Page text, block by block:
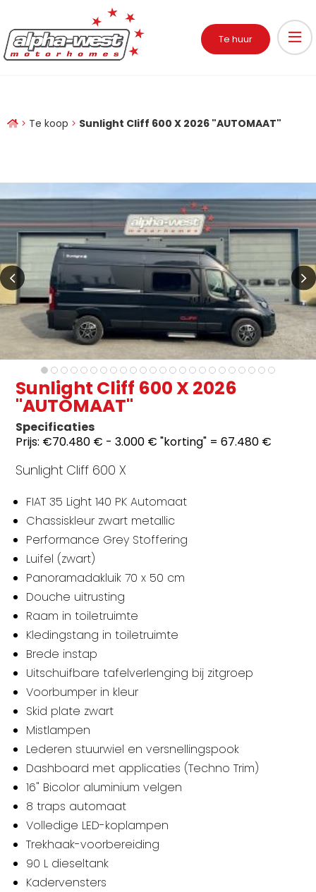
Te huur
Te koop Sunlight Cliff 600 X 2026 "AUTOMAAT"
Sunlight Cliff 600 X 2026
"AUTOMAAT"
Specificaties
Prijs: €70.480 € - 3.000 € "korting" = 67.480 €
Sunlight Cliff 600 X
FIAT 35 Light 140 PK Automaat
Chassiskleur zwart metallic
Performance Grey Stoffering
Luifel (zwart)
Panoramadakluik 70 x 50 cm
Douche uitrusting
Raam in toiletruimte
Kledingstang in toiletruimte
Brede instap
Uitschuifbare tafelverlenging bij zitgroep
Voorbumper in kleur
Skid plate zwart
Mistlampen
Lederen stuurwiel en versnellingspook
Dashboard met applicaties (Techno Trim)
16" Bicolor aluminium velgen
8 traps automaat
Volledige LED-koplampen
Trekhaak-voorbereiding
90 L dieseltank
Kadervensters